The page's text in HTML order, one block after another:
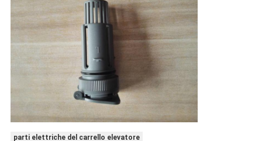
parti elettriche del carrello elevatore